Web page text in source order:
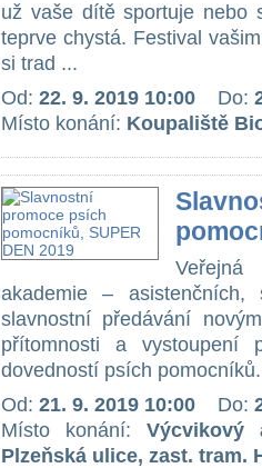
už vaše dítě sportuje nebo
teprve chystá. Festival
si trad ...
Od: 22. 9. 2019 10:00 Do:
Místo konání: Koupaliště
Veřejná
akademie –
slavnostní předávání
přítomnosti a vystoupení
dovedností psích
Od: 21. 9. 2019 10:00 Do:
Místo konání: Výcvikový
Plzeňská ulice, zast. tram.